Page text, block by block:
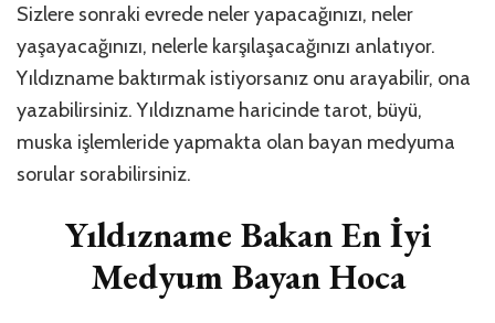
Medyum
Bayan
Hoca
için
Sizlere sonraki evrede neler yapacağınızı, neler
yaşayacağınızı, nelerle karşılaşacağınızı anlatıyor.
Yıldızname baktırmak istiyorsanız onu arayabilir, ona
yazabilirsiniz. Yıldızname haricinde tarot, büyü,
muska işlemleride yapmakta olan bayan medyuma
sorular sorabilirsiniz.
Yıldızname Bakan En İyi
Medyum Bayan Hoca